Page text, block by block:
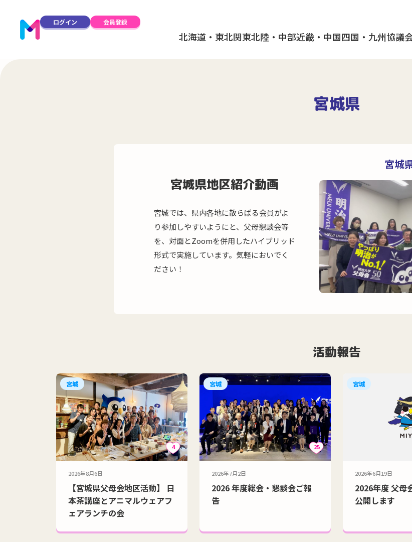
ログイン 会員登録
北海道・東北関東北陸・中部近畿・中国四国・九州協議
宮城県
宮城県地区紹介動画
宮城では、県内各地に散らばる会員がよ
り参加しやすいようにと、父母懇談会等
を、対面とZoomを併用したハイブリッド
形式で実施しています。気軽においでく
ださい！
宮城
活動報告
宮城
4
2026年8月6日
【宮城県父母会地区活動】 日
本茶講座とアニマルウェアフ
ェアランチの会
宮城
25
2026年7月2日
2026 年度総会・懇談会ご報
告
宮城
2026年6月19日
2026年度 父母
公開します